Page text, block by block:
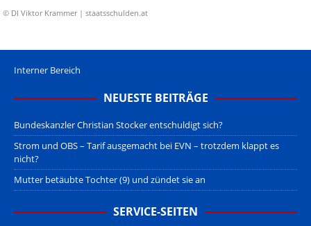
© DI Viktor Krammer | staatsschulden.at
Interner Bereich
NEUESTE BEITRÄGE
Bundeskanzler Christian Stocker entschuldigt sich?
Strom und OBS – Tarif ausgemacht bei EVN – trotzdem klappt es
nicht?
Mutter betäubte Tochter (9) und zündet sie an
SERVICE-SEITEN